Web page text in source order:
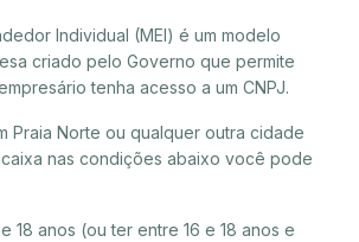
Individual (MEI) é um modelo
criado pelo Governo que permite
tenha acesso a um CNPJ.
Praia Norte ou qualquer outra cidade
nas condições abaixo você pode
18 anos (ou ter entre 16 e 18 anos e